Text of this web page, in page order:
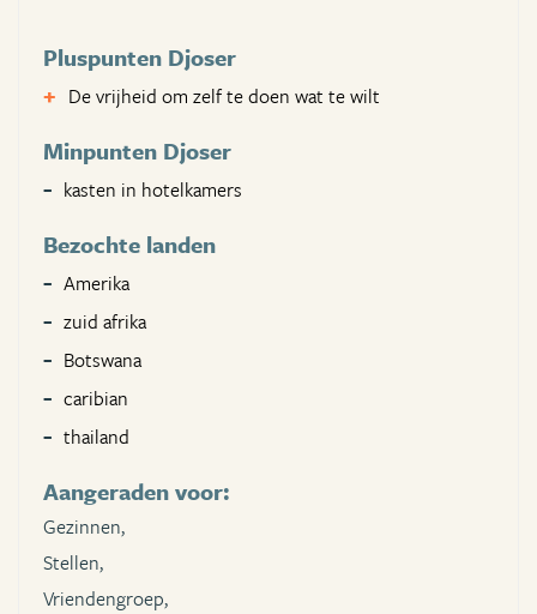
Pluspunten Djoser
De vrijheid om zelf te doen wat te wilt
Minpunten Djoser
kasten in hotelkamers
Bezochte landen
Amerika
zuid afrika
Botswana
caribian
thailand
Aangeraden voor:
Gezinnen,
Stellen,
Vriendengroep,